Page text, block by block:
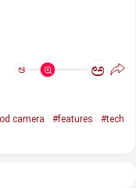
ಅ ಅ
camera #features
#tech